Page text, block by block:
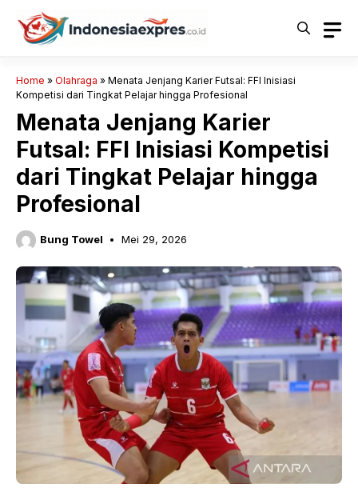
Langsung
Home » Olahraga » Menata Jenjang Karier Futsal: FFI Inisiasi
Kompetisi dari Tingkat Pelajar hingga Profesional
Menata Jenjang Karier
Futsal: FFI Inisiasi Kompetisi
dari Tingkat Pelajar hingga
Profesional
Bung Towel Mei 29, 2026